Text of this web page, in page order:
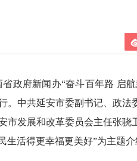
政府新闻办“奋斗百年路 启
。中共延安市委副书记、政法
发展和改革委员会主任张骁
活得更幸福更美好”为主题介